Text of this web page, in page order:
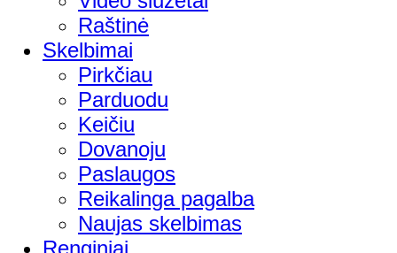
Raštinė
Skelbimai
Pirkčiau
Parduodu
Keičiu
Dovanoju
Paslaugos
Reikalinga pagalba
Naujas skelbimas
Renginiai